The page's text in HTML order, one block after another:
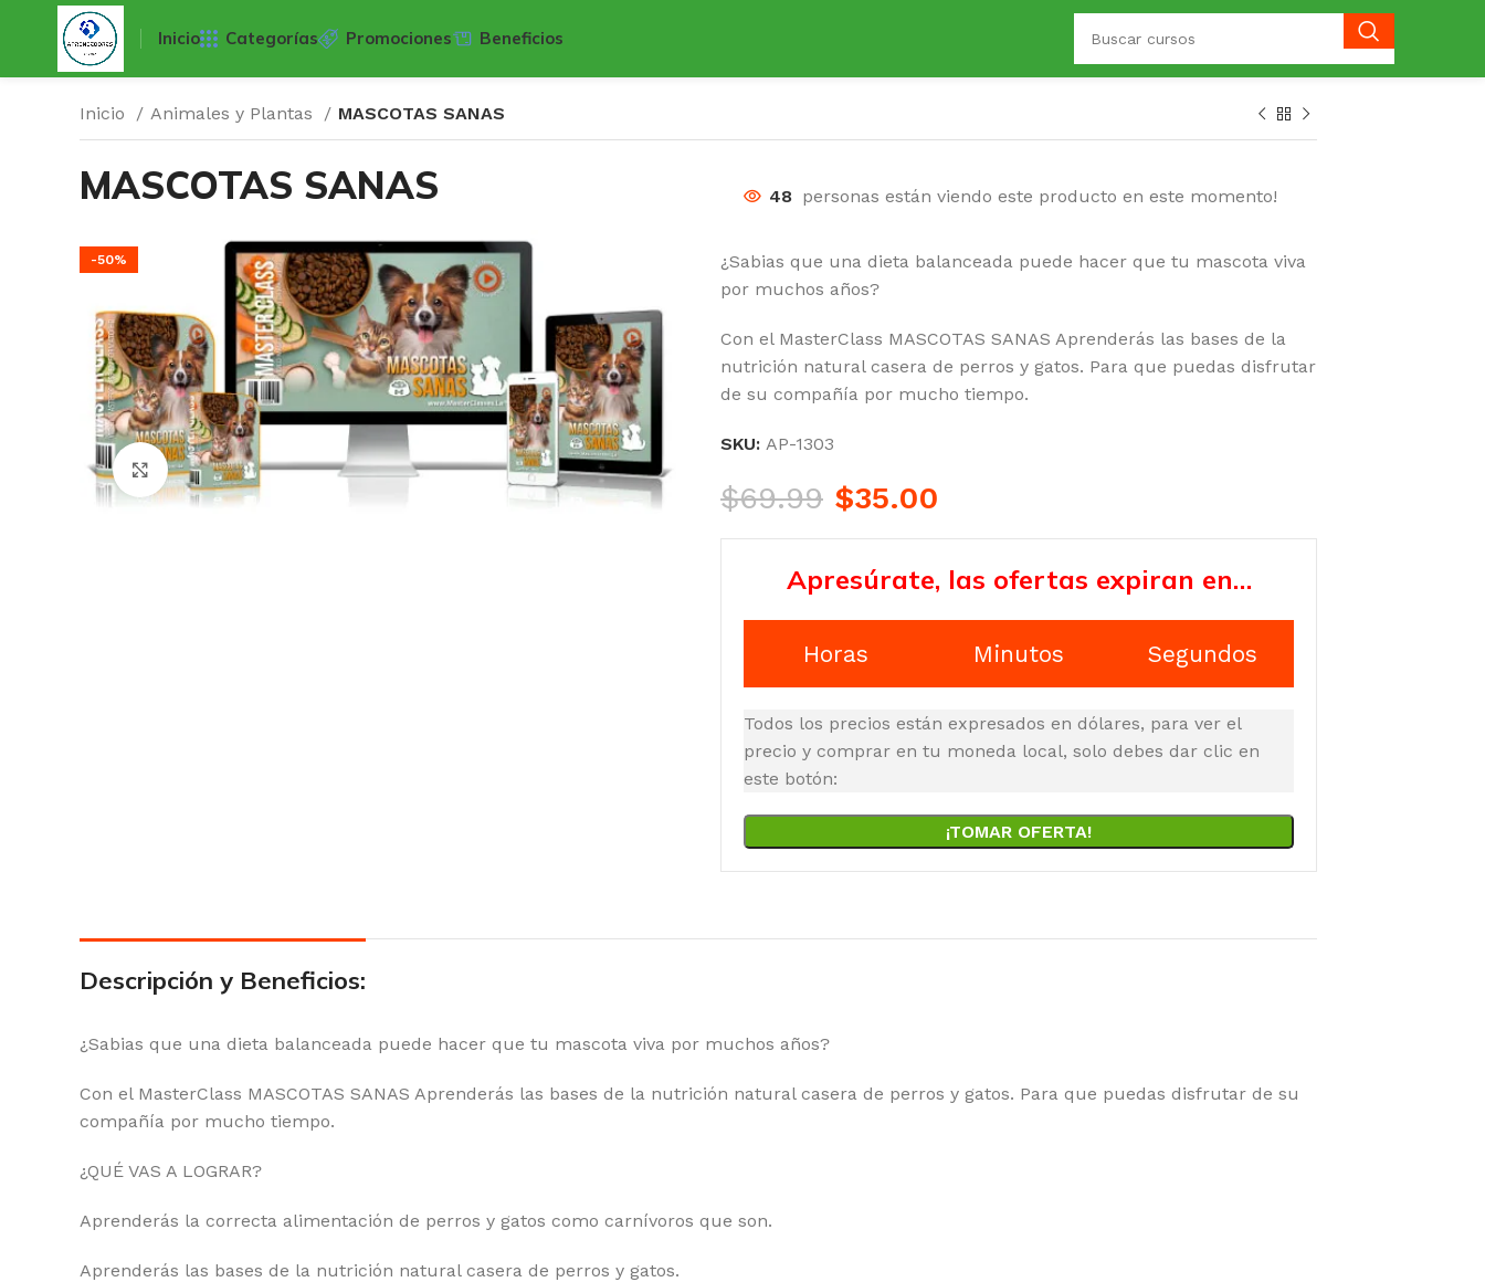
Inicio Categorías Promociones Beneficios
Inicio Animales y Plantas MASCOTAS SANAS
MASCOTAS SANAS
-50%
Click para agrandar
48 personas están viendo este producto en este momento!
¿Sabias que una dieta balanceada puede hacer que tu mascota viva
por muchos años?
Con el MasterClass MASCOTAS SANAS Aprenderás las bases de la
nutrición natural casera de perros y gatos. Para que puedas disfrutar
de su compañía por mucho tiempo.
SKU: AP-1303
$69.99 $35.00
Apresúrate, las ofertas expiran en…
Horas Minutos Segundos
Todos los precios están expresados en dólares, para ver el
precio y comprar en tu moneda local, solo debes dar clic en
este botón:
¡TOMAR OFERTA!
Descripción y Beneficios:
¿Sabias que una dieta balanceada puede hacer que tu mascota viva por muchos años?
Con el MasterClass MASCOTAS SANAS Aprenderás las bases de la nutrición natural casera de perros y gatos. Para que puedas disfrutar de su
compañía por mucho tiempo.
¿QUÉ VAS A LOGRAR?
Aprenderás la correcta alimentación de perros y gatos como carnívoros que son.
Aprenderás las bases de la nutrición natural casera de perros y gatos.